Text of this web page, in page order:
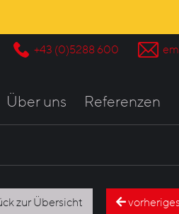
+43 (0)5288 600
Über uns Referenzen
zur Übersicht vorheriges